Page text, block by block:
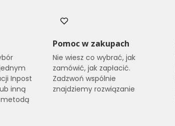
Inpost
inną
Pomoc w zakupach
Nie wiesz co wybrać, jak
zamówić, jak zapłacić.
Zadzwoń wspólnie
znajdziemy rozwiązanie